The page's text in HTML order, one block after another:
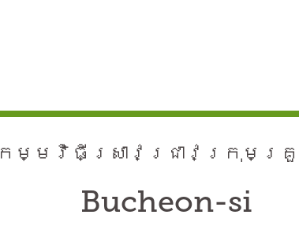
កម្មវិធី​ស្រាវជ្រាវ​ក្រុមគ្រួ
Bucheon-si